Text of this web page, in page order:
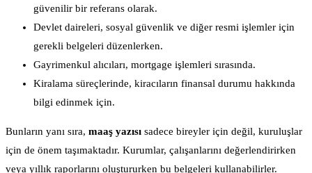
güvenilir bir referans olarak.
Devlet daireleri, sosyal güvenlik ve diğer resmi işlemler için
gerekli belgeleri düzenlerken.
Gayrimenkul alıcıları, mortgage işlemleri sırasında.
Kiralama süreçlerinde, kiracıların finansal durumu hakkında
bilgi edinmek için.
Bunların yanı sıra, maaş yazısı sadece bireyler için değil, kuruluşlar
için de önem taşımaktadır. Kurumlar, çalışanlarını değerlendirirken
veya yıllık raporlarını oluştururken bu belgeleri kullanabilirler.